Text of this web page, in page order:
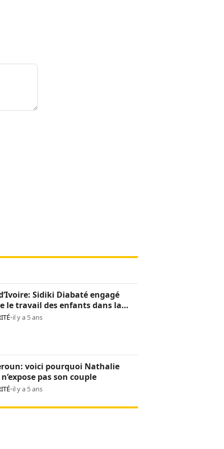
Sidiki Diabaté engagé
le travail des enfants dans la
•il y a 5 ans
voici pourquoi Nathalie
pas son couple
•il y a 5 ans